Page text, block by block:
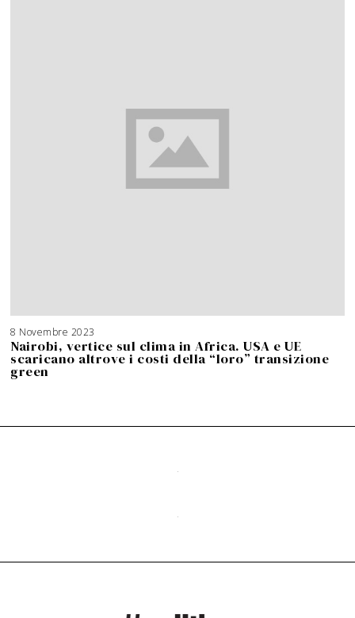
8 Novembre 2023
Nairobi, vertice sul clima in Africa. USA e UE
scaricano altrove i costi della “loro” transizione
green